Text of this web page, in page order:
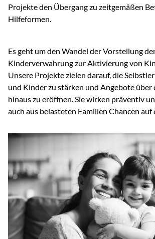
Projekte den Übergang zu zeitgemäßen
Hilfeformen.
Es geht um den Wandel der Vorstellung
Kinderverwahrung zur Aktivierung von
Unsere Projekte zielen darauf, die
und Kinder zu stärken und Angebote über
hinaus zu eröffnen. Sie wirken präventiv
auch aus belasteten Familien Chancen auf